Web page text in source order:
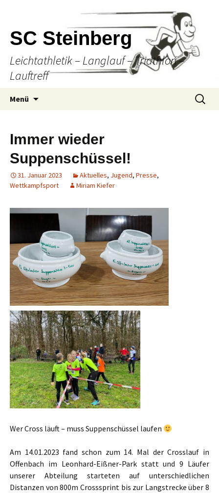
SC Steinberg
Leichtathletik – Langlauf – Triathlon –
Lauftreff
Menü
Suche
nach:
Immer wieder
Suppenschüssel!
31. Januar 2023 Aktuelles, Jugend, Presse,
Wettkampfsport
Miriam Kiefer
Wer Cross läuft – muss Suppenschüssel laufen
Am 14.01.2023 fand schon zum 14. Mal der Crosslauf in
Offenbach im Leonhard-Eißner-Park statt und 9 Läufer
unserer Abteilung starteten auf unterschiedlichen
Distanzen von 800m Crosssprint bis zur Langstrecke über 8